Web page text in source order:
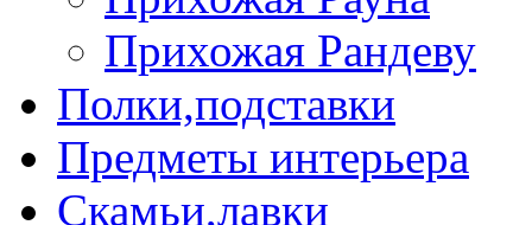
Прихожая Рандеву
Полки,подставки
Предметы интерьера
Скамьи,лавки